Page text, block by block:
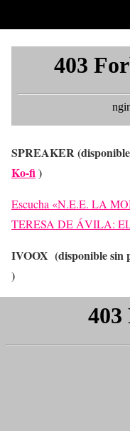
SPREAKER
Ko-fi)
Escucha «N.E.E. LA
TERESA DE ÁVILA:
IVOOX (disponible sin
)